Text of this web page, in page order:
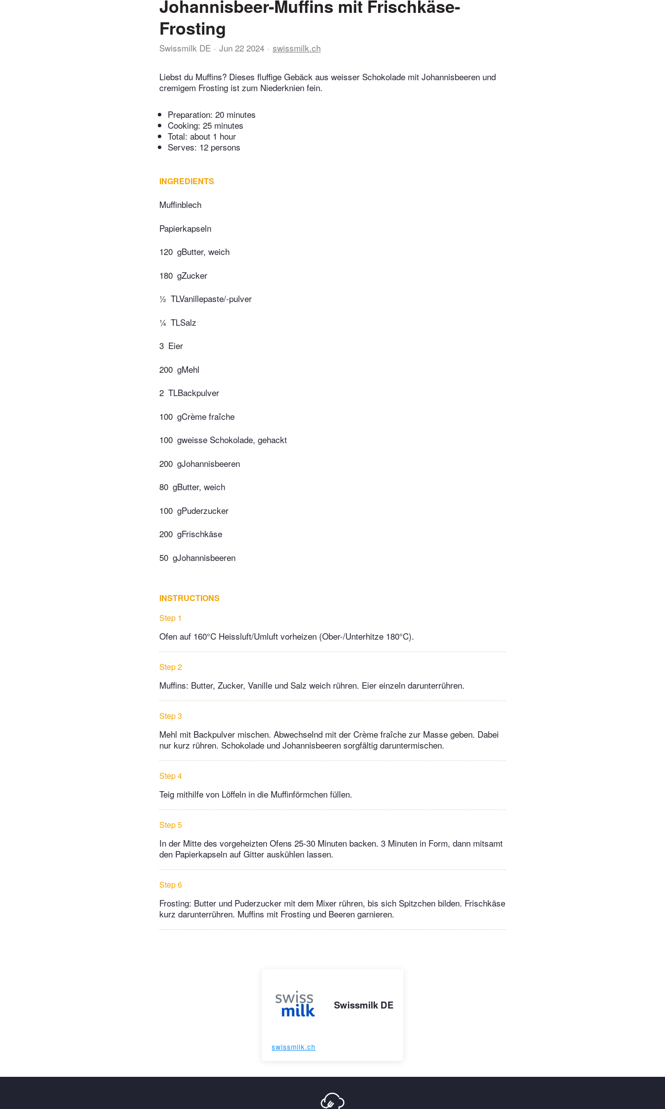
Johannisbeer-Muffins mit Frischkäse-
Frosting
Swissmilk DE Jun 22 2024 swissmilk.ch
Liebst du Muffins? Dieses fluffige Gebäck aus weisser Schokolade mit Johannisbeeren und
cremigem Frosting ist zum Niederknien fein.
Preparation: 20 minutes
Cooking: 25 minutes
Total: about 1 hour
Serves: 12 persons
INGREDIENTS
Muffinblech
Papierkapseln
120 gButter, weich
180 gZucker
½ TLVanillepaste/-pulver
¼ TLSalz
3 Eier
200 gMehl
2 TLBackpulver
100 gCrème fraîche
100 gweisse Schokolade, gehackt
200 gJohannisbeeren
80 gButter, weich
100 gPuderzucker
200 gFrischkäse
50 gJohannisbeeren
INSTRUCTIONS
Step 1
Ofen auf 160°C Heissluft/Umluft vorheizen (Ober-/Unterhitze 180°C).
Step 2
Muffins: Butter, Zucker, Vanille und Salz weich rühren. Eier einzeln darunterrühren.
Step 3
Mehl mit Backpulver mischen. Abwechselnd mit der Crème fraîche zur Masse geben. Dabei
nur kurz rühren. Schokolade und Johannisbeeren sorgfältig daruntermischen.
Step 4
Teig mithilfe von Löffeln in die Muffinförmchen füllen.
Step 5
In der Mitte des vorgeheizten Ofens 25-30 Minuten backen. 3 Minuten in Form, dann mitsamt
den Papierkapseln auf Gitter auskühlen lassen.
Step 6
Frosting: Butter und Puderzucker mit dem Mixer rühren, bis sich Spitzchen bilden. Frischkäse
kurz darunterrühren. Muffins mit Frosting und Beeren garnieren.
Swissmilk DE
swissmilk.ch